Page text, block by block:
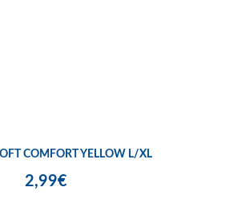
COMFORT YELLOW L/XL
2,99€